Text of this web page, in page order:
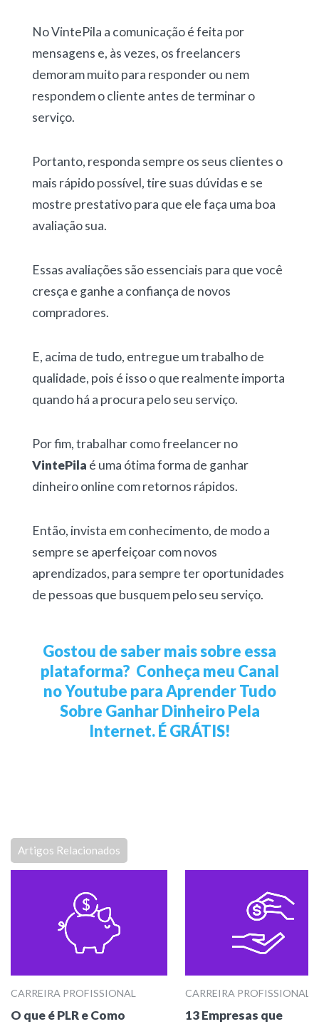
No VintePila a comunicação é feita por
mensagens e, às vezes, os freelancers
demoram muito para responder ou nem
respondem o cliente antes de terminar o
serviço.
Portanto, responda sempre os seus clientes o
mais rápido possível, tire suas dúvidas e se
mostre prestativo para que ele faça uma boa
avaliação sua.
Essas avaliações são essenciais para que você
cresça e ganhe a confiança de novos
compradores.
E, acima de tudo, entregue um trabalho de
qualidade, pois é isso o que realmente importa
quando há a procura pelo seu serviço.
Por fim, trabalhar como freelancer no
VintePila é uma ótima forma de ganhar
dinheiro online com retornos rápidos.
Então, invista em conhecimento, de modo a
sempre se aperfeiçoar com novos
aprendizados, para sempre ter oportunidades
de pessoas que busquem pelo seu serviço.
Gostou de saber mais sobre essa
plataforma? Conheça meu Canal
no Youtube para Aprender Tudo
Sobre Ganhar Dinheiro Pela
Internet. É GRÁTIS!
Artigos Relacionados
CARREIRA PROFISSIONAL
O que é PLR e Como
CARREIRA PROFISSIONAL
13 Empresas que